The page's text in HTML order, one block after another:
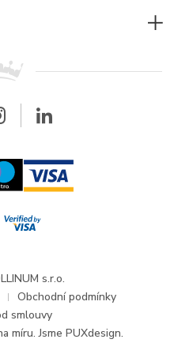
s.r.o.
Obchodní podmínky
smlouvy
míru. Jsme PUXdesign.